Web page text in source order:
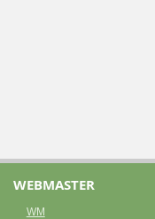
WEBMASTER
WM